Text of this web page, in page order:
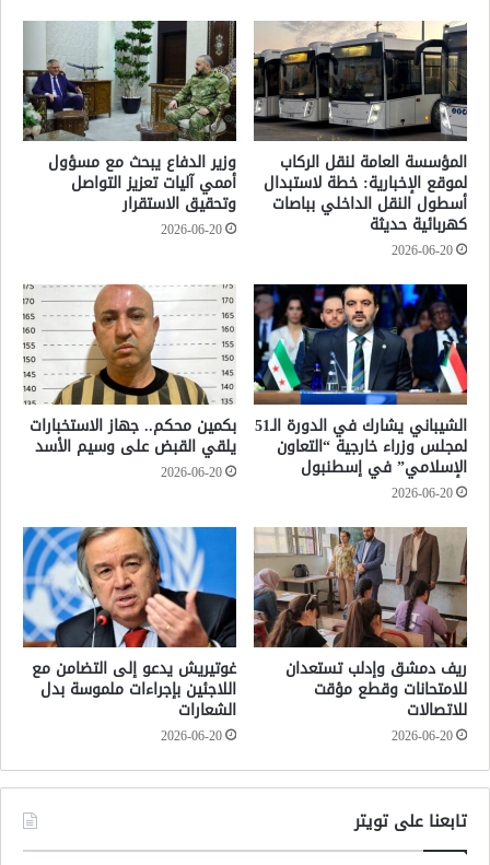
المؤسسة العامة لنقل الركاب
لموقع الإخبارية: خطة لاستبدال
أسطول النقل الداخلي بباصات
كهربائية حديثة
2026-06-20
وزير الدفاع يبحث مع مسؤول
أممي آليات تعزيز التواصل
وتحقيق الاستقرار
2026-06-20
الشيباني يشارك في الدورة الـ51
لمجلس وزراء خارجية “التعاون
الإسلامي” في إسطنبول
2026-06-20
بكمين محكم.. جهاز الاستخبارات
يلقي القبض على وسيم الأسد
2026-06-20
ريف دمشق وإدلب تستعدان
للامتحانات وقطع مؤقت
للاتصالات
2026-06-20
غوتيريش يدعو إلى التضامن مع
اللاجئين بإجراءات ملموسة بدل
الشعارات
2026-06-20
تابعنا على تويتر